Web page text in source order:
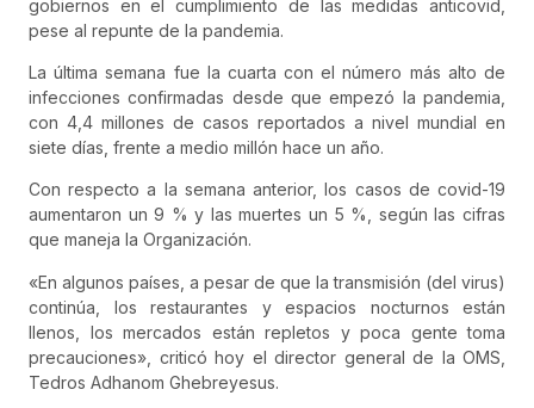
gobiernos en el cumplimiento de las medidas anticovid,
pese al repunte de la pandemia.
La última semana fue la cuarta con el número más alto de
infecciones confirmadas desde que empezó la pandemia,
con 4,4 millones de casos reportados a nivel mundial en
siete días, frente a medio millón hace un año.
Con respecto a la semana anterior, los casos de covid-19
aumentaron un 9 % y las muertes un 5 %, según las cifras
que maneja la Organización.
«En algunos países, a pesar de que la transmisión (del virus)
continúa, los restaurantes y espacios nocturnos están
llenos, los mercados están repletos y poca gente toma
precauciones», criticó hoy el director general de la OMS,
Tedros Adhanom Ghebreyesus.